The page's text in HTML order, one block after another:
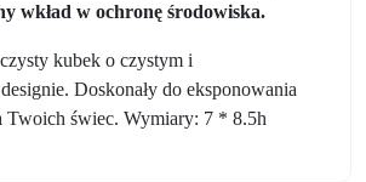
wkład w ochronę środowiska.
kubek o czystym i
Doskonały do eksponowania
Twoich świec. Wymiary: 7 * 8.5h